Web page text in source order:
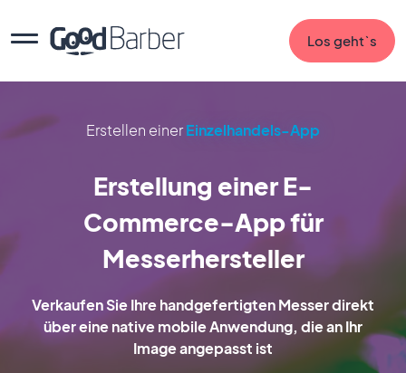
Los geht`s
Erstellen einerEinzelhandels-App
Erstellung einer E-
Commerce-App für
Messerhersteller
Verkaufen Sie Ihre handgefertigten Messer direkt
über eine native mobile Anwendung, die an Ihr
Image angepasst ist